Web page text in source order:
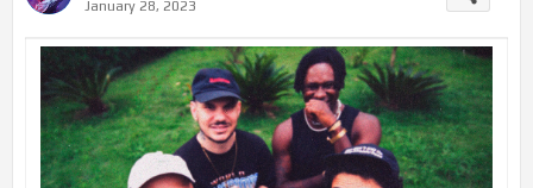
January 28, 2023